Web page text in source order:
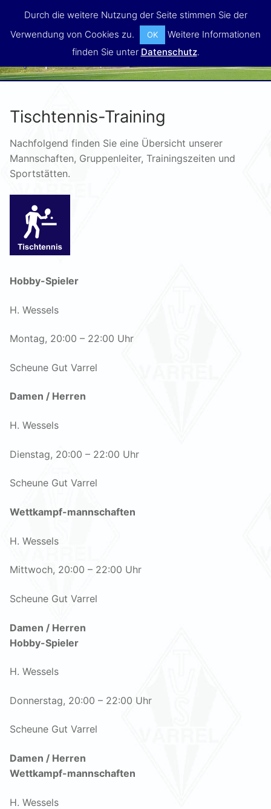
springen
Tischtennis-Training
Nachfolgend finden Sie eine Übersicht unserer
Mannschaften, Gruppenleiter, Trainingszeiten und
Sportstätten.
Hobby-Spieler
H. Wessels
Montag, 20:00 – 22:00 Uhr
Scheune Gut Varrel
Damen / Herren
H. Wessels
Dienstag, 20:00 – 22:00 Uhr
Scheune Gut Varrel
Wettkampf-mannschaften
H. Wessels
Mittwoch, 20:00 – 22:00 Uhr
Scheune Gut Varrel
Damen / Herren
Hobby-Spieler
H. Wessels
Donnerstag, 20:00 – 22:00 Uhr
Scheune Gut Varrel
Damen / Herren
Wettkampf-mannschaften
H. Wessels
Durch die weitere Nutzung der Seite stimmen Sie der
Verwendung von Cookies zu.
OK
Weitere Informationen
finden Sie unter Datenschutz.